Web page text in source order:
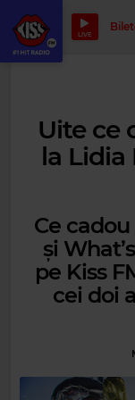
LIVE
Uite ce
la Lidia
Ce
și
pe Kiss
cei doi